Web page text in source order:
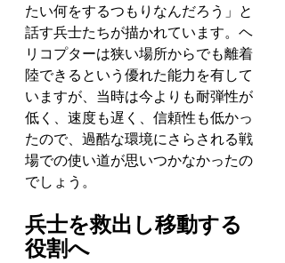
たい何をするつもりなんだろう」と
話す兵士たちが描かれています。ヘ
リコプターは狭い場所からでも離着
陸できるという優れた能力を有して
いますが、当時は今よりも耐弾性が
低く、速度も遅く、信頼性も低かっ
たので、過酷な環境にさらされる戦
場での使い道が思いつかなかったの
でしょう。
兵士を救出し移動する
役割へ